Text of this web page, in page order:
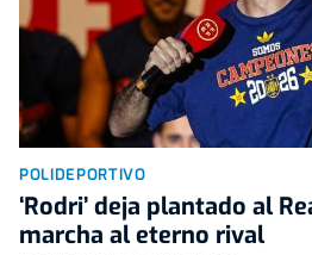
POLIDEPORTIVO
‘Rodri’ deja plantado al
marcha al eterno rival